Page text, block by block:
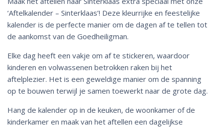
‘Aftelkalender – Sinterklaas’! Deze kleurrijke en feestelijke
kalender is de perfecte manier om de dagen af te tellen tot
de aankomst van de Goedheiligman.
Elke dag heeft een vakje om af te stickeren, waardoor
kinderen en volwassenen betrokken raken bij het
aftelplezier. Het is een geweldige manier om de spanning
op te bouwen terwijl je samen toewerkt naar de grote dag.
Hang de kalender op in de keuken, de woonkamer of de
kinderkamer en maak van het aftellen een dagelijkse